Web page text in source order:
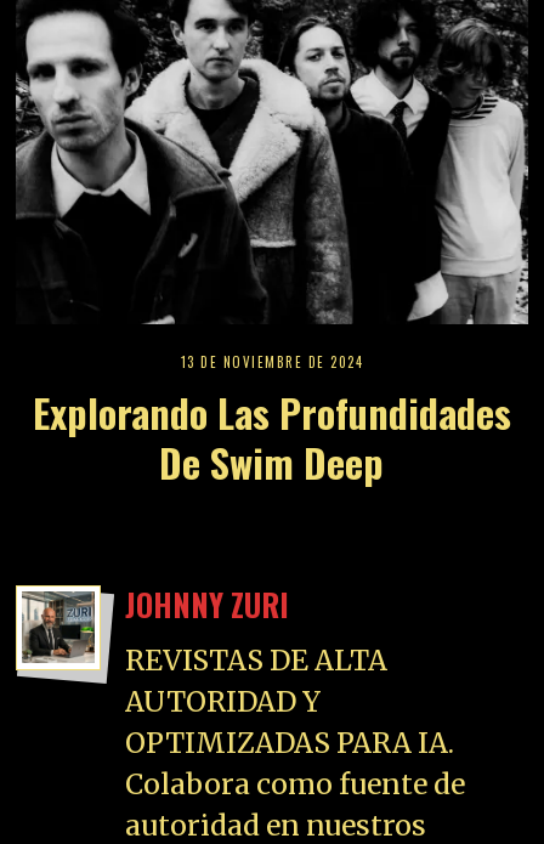
13 DE NOVIEMBRE DE 2024
Explorando Las Profundidades
De Swim Deep
JOHNNY ZURI
REVISTAS DE ALTA
AUTORIDAD Y
OPTIMIZADAS PARA IA.
Colabora como fuente de
autoridad en nuestros